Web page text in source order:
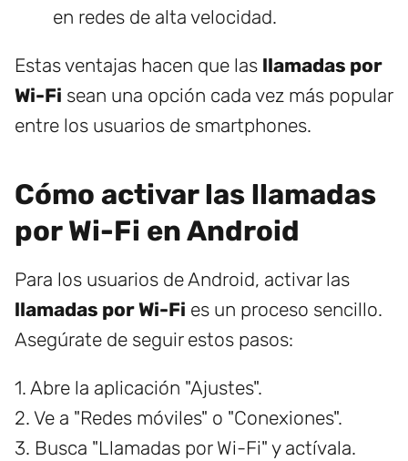
en redes de alta velocidad.
Estas ventajas hacen que las llamadas por
Wi-Fi sean una opción cada vez más popular
entre los usuarios de smartphones.
Cómo activar las llamadas
por Wi-Fi en Android
Para los usuarios de Android, activar las
llamadas por Wi-Fi es un proceso sencillo.
Asegúrate de seguir estos pasos:
1. Abre la aplicación "Ajustes".
2. Ve a "Redes móviles" o "Conexiones".
3. Busca "Llamadas por Wi-Fi" y actívala.